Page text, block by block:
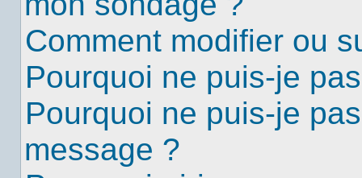
Comment modifier ou
Pourquoi ne puis-je
Pourquoi ne puis-je
message ?